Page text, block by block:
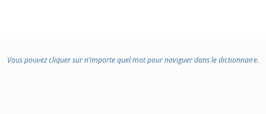
Vous pouvez cliquer sur n’importe quel mot pour naviguer dans le dictionnaire.